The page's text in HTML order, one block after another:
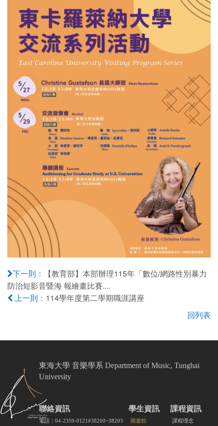
下一則：
【教育部】本部辦理115年「數位/網路性別暴力
防治短影音暨海 報繪畫比賽....
上一則： 114學年度第二學期職涯講座
回列表
東海大學 音樂學系 Department of Music, Tunghai
University
聯絡資訊
電話：04-2359-0121#38200~38203
學生資訊
圖書館
課程資訊
課程理念